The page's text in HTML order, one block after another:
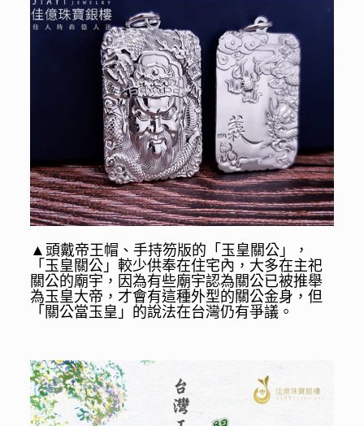
▲ 頭戴帝王帽、手持笏版的「玉皇關公」，
「玉皇關公」較少供奉在住宅內，大多在主祀
關公的廟宇，因為有些廟宇認為關公已被推舉
為玉皇大帝，才會有這種外型的關公金身，但
「關公當玉皇」的說法在台灣仍有爭議。